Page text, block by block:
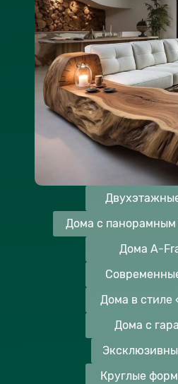
Дома с панорамным
Дома A-
Дома в стиле
Дома с
Круглые